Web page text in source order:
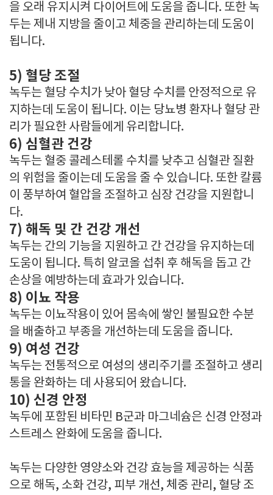
을 오래 유지시켜 다이어트에 도움을 줍니다. 또한 녹
두는 제내 지방을 줄이고 체중을 관리하는데 도움이
됩니다.
5) 혈당 조절
녹두는 혈당 수치가 낮아 혈당 수치를 안정적으로 유
지하는데 도움이 됩니다. 이는 당뇨병 환자나 혈당 관
리가 필요한 사람들에게 유리합니다.
6) 심혈관 건강
녹두는 혈중 콜레스테롤 수치를 낮추고 심혈관 질환
의 위험을 줄이는데 도움을 줄 수 있습니다. 또한 칼륨
이 풍부하여 혈압을 조절하고 심장 건강을 지원합니
다.
7) 해독 및 간 건강 개선
녹두는 간의 기능을 지원하고 간 건강을 유지하는데
도움이 됩니다. 특히 알코올 섭취 후 해독을 돕고 간
손상을 예방하는데 효과가 있습니다.
8) 이뇨 작용
녹두는 이뇨작용이 있어 몸속에 쌓인 불필요한 수분
을 배출하고 부종을 개선하는데 도움을 줍니다.
9) 여성 건강
녹두는 전통적으로 여성의 생리주기를 조절하고 생리
통을 완화하는 데 사용되어 왔습니다.
10) 신경 안정
녹두에 포함된 비타민 B군과 마그네슘은 신경 안정과
스트레스 완화에 도움을 줍니다.
녹두는 다양한 영양소와 건강 효능을 제공하는 식품
으로 해독, 소화 건강, 피부 개선, 체중 관리, 혈당 조